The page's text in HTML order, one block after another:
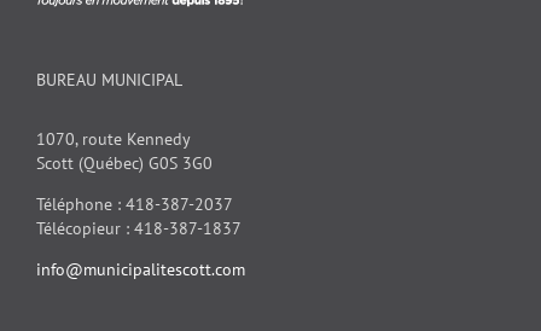
BUREAU MUNICIPAL
1070, route Kennedy
Scott (Québec) G0S 3G0
Téléphone : 418-387-2037
Télécopieur : 418-387-1837
info@municipalitescott.com